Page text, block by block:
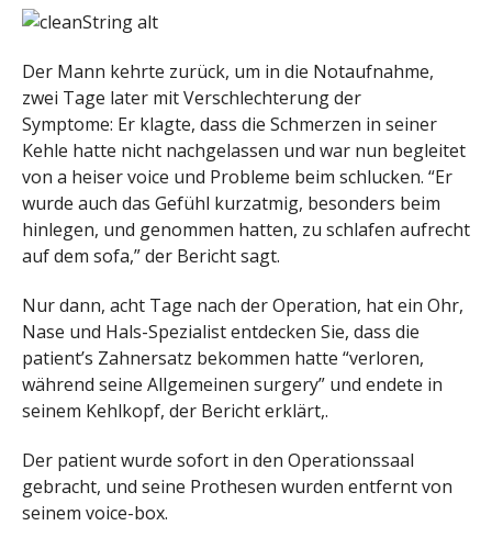
Der Mann kehrte zurück, um in die Notaufnahme,
zwei Tage later mit Verschlechterung der
Symptome: Er klagte, dass die Schmerzen in seiner
Kehle hatte nicht nachgelassen und war nun begleitet
von a heiser voice und Probleme beim schlucken. “Er
wurde auch das Gefühl kurzatmig, besonders beim
hinlegen, und genommen hatten, zu schlafen aufrecht
auf dem sofa,” der Bericht sagt.
Nur dann, acht Tage nach der Operation, hat ein Ohr,
Nase und Hals-Spezialist entdecken Sie, dass die
patient’s Zahnersatz bekommen hatte “verloren,
während seine Allgemeinen surgery” und endete in
seinem Kehlkopf, der Bericht erklärt,.
Der patient wurde sofort in den Operationssaal
gebracht, und seine Prothesen wurden entfernt von
seinem voice-box.